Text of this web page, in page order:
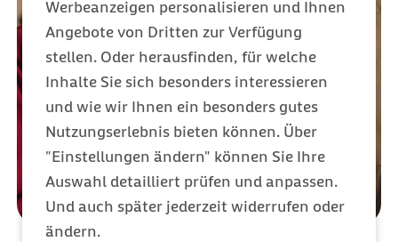
Werbeanzeigen personalisieren und Ihnen
Angebote von Dritten zur Verfügung
stellen. Oder herausfinden, für welche
Inhalte Sie sich besonders interessieren
und wie wir Ihnen ein besonders gutes
Nutzungserlebnis bieten können. Über
"Einstellungen ändern" können Sie Ihre
Auswahl detailliert prüfen und anpassen.
Und auch später jederzeit widerrufen oder
ändern.